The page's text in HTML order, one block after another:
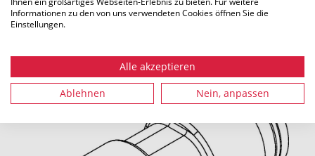
Informationen zu den von uns verwendeten Cookies öffnen Sie die
Einstellungen.
Alle akzeptieren
Ablehnen Nein, anpassen